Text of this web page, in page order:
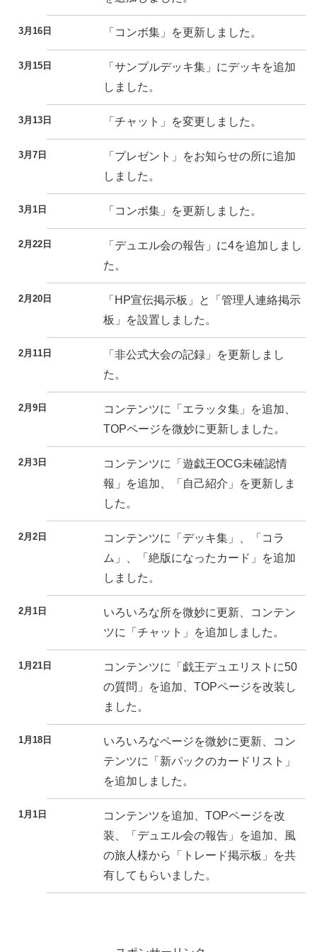
3月16日 「コンボ集」を更新しました。
3月15日
「サンプルデッキ集」にデッキを追加
しました。
3月13日 「チャット」を変更しました。
3月7日
「プレゼント」をお知らせの所に追加
しました。
3月1日 「コンボ集」を更新しました。
2月22日
「デュエル会の報告」に4を追加しまし
た。
2月20日
「HP宣伝掲示板」と「管理人連絡掲示
板」を設置しました。
2月11日
「非公式大会の記録」を更新しまし
た。
2月9日
コンテンツに「エラッタ集」を追加、
TOPページを微妙に更新しました。
2月3日
コンテンツに「遊戯王OCG未確認情
報」を追加、「自己紹介」を更新しま
した。
2月2日
コンテンツに「デッキ集」、「コラ
ム」、「絶版になったカード」を追加
しました。
2月1日
いろいろな所を微妙に更新、コンテン
ツに「チャット」を追加しました。
1月21日
コンテンツに「戯王デュエリストに50
の質問」を追加、TOPページを改装し
ました。
1月18日
いろいろなページを微妙に更新、コン
テンツに「新パックのカードリスト」
を追加しました。
1月1日
コンテンツを追加、TOPページを改
装、「デュエル会の報告」を追加、風
の旅人様から「トレード掲示板」を共
有してもらいました。